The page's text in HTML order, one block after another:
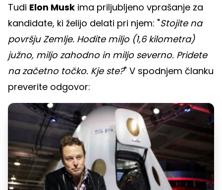
Tudi Elon Musk ima priljubljeno vprašanje za
kandidate, ki želijo delati pri njem: "Stojite na
površju Zemlje. Hodite miljo (1,6 kilometra)
južno, miljo zahodno in miljo severno. Pridete
na začetno točko. Kje ste?" V spodnjem članku
preverite odgovor: